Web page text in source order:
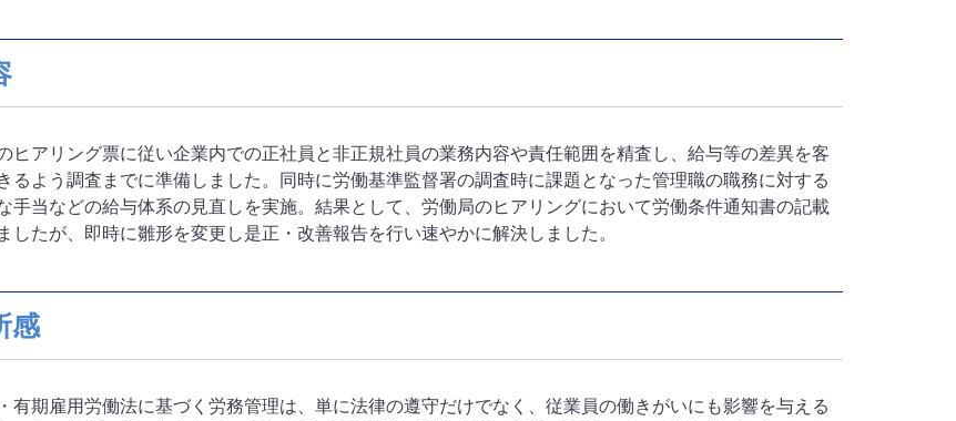
ヒアリング票に従い企業内での正社員と非正規社員の業務内容や責任範囲を精査し、給与等の差異を客
るよう調査までに準備しました。同時に労働基準監督署の調査時に課題となった管理職の職務に対する
手当などの給与体系の見直しを実施。結果として、労働局のヒアリングにおいて労働条件通知書の記載
したが、即時に雛形を変更し是正・改善報告を行い速やかに解決しました。
感
有期雇用労働法に基づく労務管理は、単に法律の遵守だけでなく、従業員の働きがいにも影響を与える